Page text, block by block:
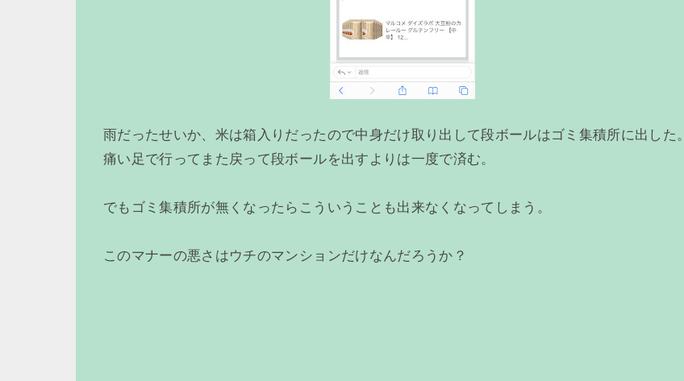
雨だったせいか、米は箱入りだったので中身だけ取り出して段ボールはゴミ集積所に出した。
痛い足で行ってまた戻って段ボールを出すよりは一度で済む。
でもゴミ集積所が無くなったらこういうことも出来なくなってしまう。
このマナーの悪さはウチのマンションだけなんだろうか？